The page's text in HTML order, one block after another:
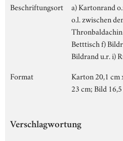
Beschriftungsort
a) Kartonrand
o.l. zwischen
Betttisch f)
Bildrand u.r. i)
Format
Karton 20,1 cm
23 cm; Bild
Verschlagwortung